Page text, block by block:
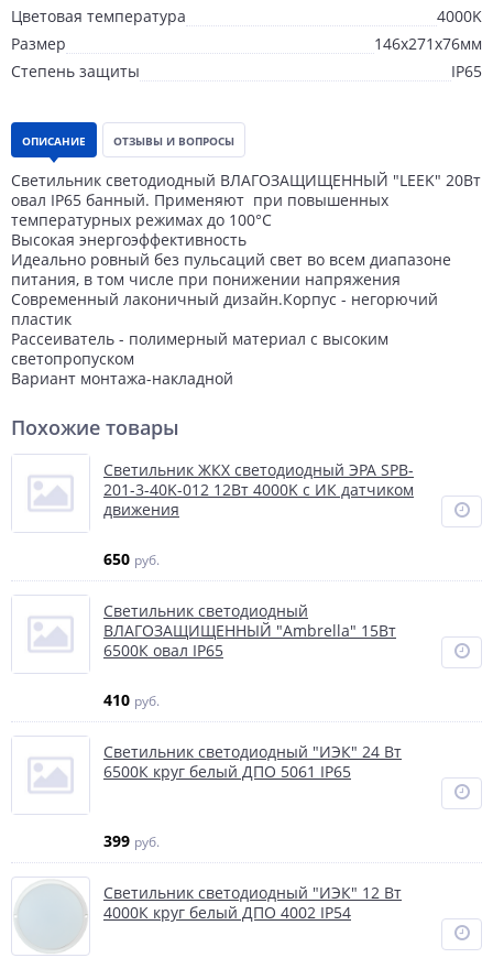
Цветовая температура
4000K
Размер
146х271х76мм
Степень защиты
IP65
ОПИСАНИЕ ОТЗЫВЫ И ВОПРОСЫ
Светильник светодиодный ВЛАГОЗАЩИЩЕННЫЙ "LEEK" 20Вт
овал IP65 банный. Применяют при повышенных
температурных режимах до 100°С
Высокая энергоэффективность
Идеально ровный без пульсаций свет во всем диапазоне
питания, в том числе при понижении напряжения
Современный лаконичный дизайн.Корпус - негорючий
пластик
Рассеиватель - полимерный материал с высоким
светопропуском
Вариант монтажа-накладной
Похожие товары
Светильник ЖКХ светодиодный ЭРА SPB-
201-3-40K-012 12Вт 4000K с ИК датчиком
движения
650 руб.
Светильник светодиодный
ВЛАГОЗАЩИЩЕННЫЙ "Ambrella" 15Вт
6500К овал IP65
410 руб.
Светильник светодиодный "ИЭК" 24 Вт
6500К круг белый ДПО 5061 IP65
399 руб.
Светильник светодиодный "ИЭК" 12 Вт
4000К круг белый ДПО 4002 IP54